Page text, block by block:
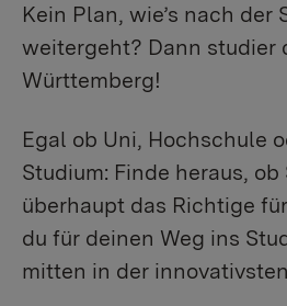
Kein Plan, wie’s nach der
weitergeht? Dann studier
Württemberg!
Egal ob Uni, Hochschule
Studium: Finde heraus, ob
überhaupt das Richtige
du für deinen Weg ins
mitten in der